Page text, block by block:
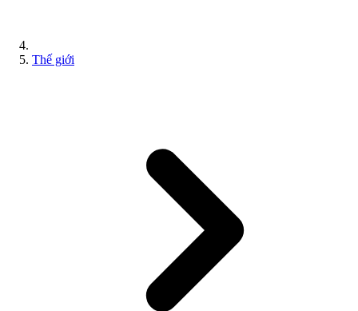
Thế giới